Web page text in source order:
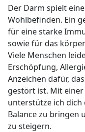
Der Darm spielt
Wohlbefinden. Ein
für eine starke
sowie für das
Viele Menschen
Erschöpfung,
Anzeichen dafür,
gestört ist. Mit
unterstütze ich dich
Balance zu bringen
zu steigern.